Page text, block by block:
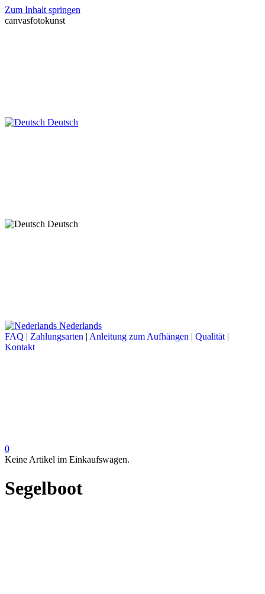
Zum Inhalt springen
canvasfotokunst
Deutsch
Deutsch
Nederlands
FAQ | Zahlungsarten | Anleitung zum Aufhängen | Qualität |
Kontakt
0
Keine Artikel im Einkaufswagen.
Segelboot